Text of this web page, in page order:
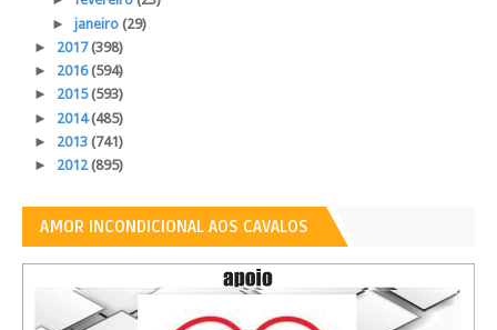
► janeiro (29)
► 2017(398)
► 2016(594)
► 2015(593)
► 2014(485)
► 2013 (741)
► 2012(895)
AMOR INCONDICIONAL AOS CAVALOS